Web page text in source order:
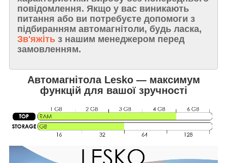
повідомлення. Якщо у вас виникають
питання або ви потребуєте допомоги з
підбиранням автомагнітоли, будь ласка,
Зв'яжіть з нашим менеджером перед
замовленням.
Автомагнітола Lesko — максимум
функцій для вашої зручності